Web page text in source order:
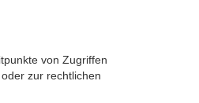
von Zugriffen
zur rechtlichen